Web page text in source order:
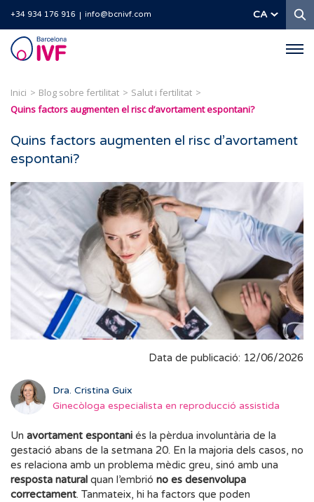
+34 934 176 916 info@bcnivf.com CA
Barcelona
IVF
Inici Blog sobre fertilitat
Salut i fertilitat
Quins factors augmenten el risc d’avortament espontani?
Quins factors augmenten el risc d’avortament
espontani?
Data de publicació: 12/06/2026
Dra. Cristina Guix
Ginecòloga especialista en reproducció assistida
Un avortament espontani és la pèrdua involuntària de la
gestació abans de la setmana 20. En la majoria dels casos, no
es relaciona amb un problema mèdic greu, sinó amb una
resposta natural quan l’embrió no es desenvolupa
correctament. Tanmateix, hi ha factors que poden